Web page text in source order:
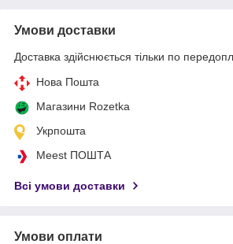
Умови доставки
Доставка здійснюється тільки по
Нова Пошта
Магазини Rozetka
Укрпошта
Meest ПОШТА
Всі умови доставки
Умови оплати